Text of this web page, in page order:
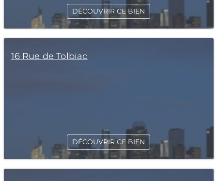
DÉCOUVRIR CE BIEN
16 Rue de Tolbiac
DÉCOUVRIR CE BIEN